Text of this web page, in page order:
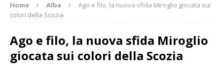
Home Alba
Ago e filo, la nuova sfida Miroglio giocata sui
colori della Scozia
Ago e filo, la nuova sfida Miroglio
giocata sui colori della Scozia